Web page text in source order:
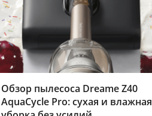
Обзор пылесоса Dreame Z40
AquaCycle Pro: сухая и влажная